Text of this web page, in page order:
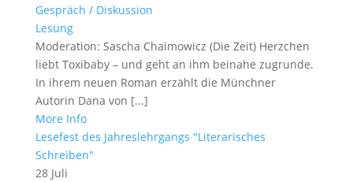
Gespräch / Diskussion
Lesung
Moderation: Sascha Chaimowicz (Die Zeit) Herzchen
liebt Toxibaby – und geht an ihm beinahe zugrunde.
In ihrem neuen Roman erzählt die Münchner
Autorin Dana von [...]
More Info
Lesefest des Jahreslehrgangs "Literarisches
Schreiben"
28 Juli